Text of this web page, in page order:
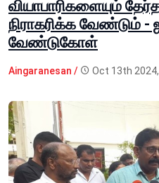
வியாபாரிகளையும்
நிராகரிக்க வேண்டும்
வேண்டுகோள்
Aingaranesan / Oct 13th